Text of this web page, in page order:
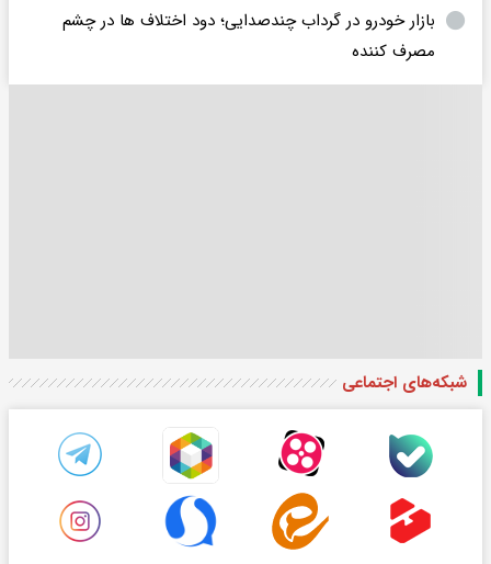
بازار خودرو در گرداب چندصدایی؛ دود اختلاف ها در چشم
مصرف کننده
شبکه‌های اجتماعی